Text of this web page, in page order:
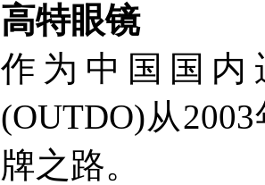
高特眼镜
作为中国国
(OUTDO)从
牌之路。